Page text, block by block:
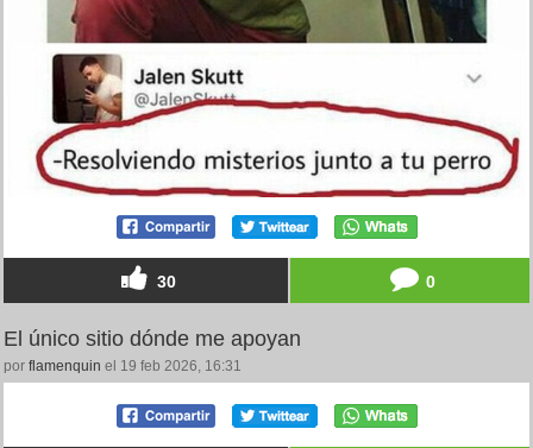
30 0
El único sitio dónde me apoyan
por flamenquin el 19 feb 2026, 16:31